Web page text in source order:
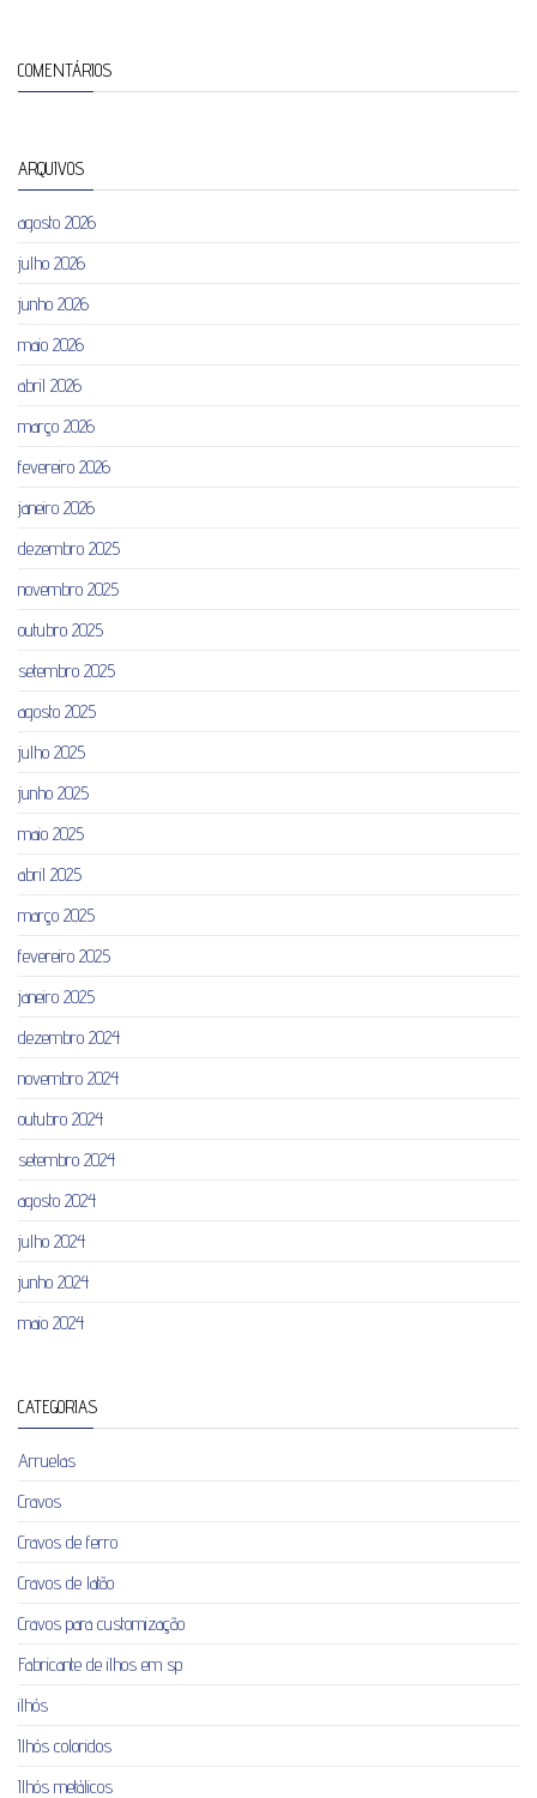
COMENTÁRIOS
ARQUIVOS
agosto 2026
julho 2026
junho 2026
maio 2026
abril 2026
março 2026
fevereiro 2026
janeiro 2026
dezembro 2025
novembro 2025
outubro 2025
setembro 2025
agosto 2025
julho 2025
junho 2025
maio 2025
abril 2025
março 2025
fevereiro 2025
janeiro 2025
dezembro 2024
novembro 2024
outubro 2024
setembro 2024
agosto 2024
julho 2024
junho 2024
maio 2024
CATEGORIAS
Arruelas
Cravos
Cravos de ferro
Cravos de latão
Cravos para customização
Fabricante de ilhos em sp
ilhós
Ilhós coloridos
Ilhós metálicos